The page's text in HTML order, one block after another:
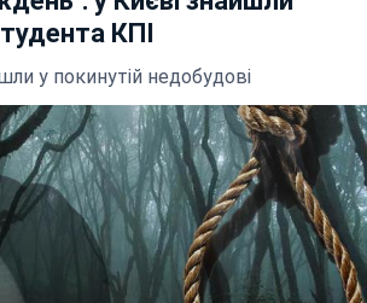
КПІ
у покинутій недобудові